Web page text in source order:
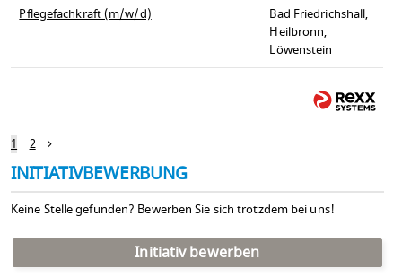
Pflegefachkraft (m/w/d)
Bad Friedrichshall,
Heilbronn,
Löwenstein
1 2
INITIATIVBEWERBUNG
Keine Stelle gefunden? Bewerben Sie sich trotzdem bei uns!
Initiativ bewerben